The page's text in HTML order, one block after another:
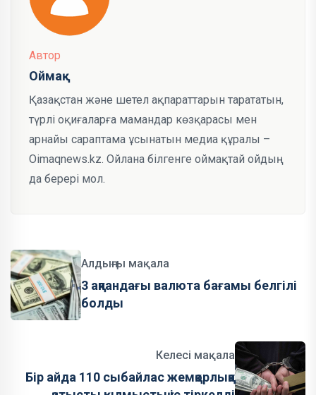
Автор
Оймақ
Қазақстан және шетел ақпараттарын тарататын,
түрлі оқиғаларға мамандар көзқарасы мен
арнайы сараптама ұсынатын медиа құралы –
Oimaqnews.kz. Ойлана білгенге оймақтай ойдың
да берері мол.
Алдыңғы мақала
3 ақпандағы валюта бағамы белгілі
болды
Келесі мақала
Бір айда 110 сыбайлас жемқорлыққа